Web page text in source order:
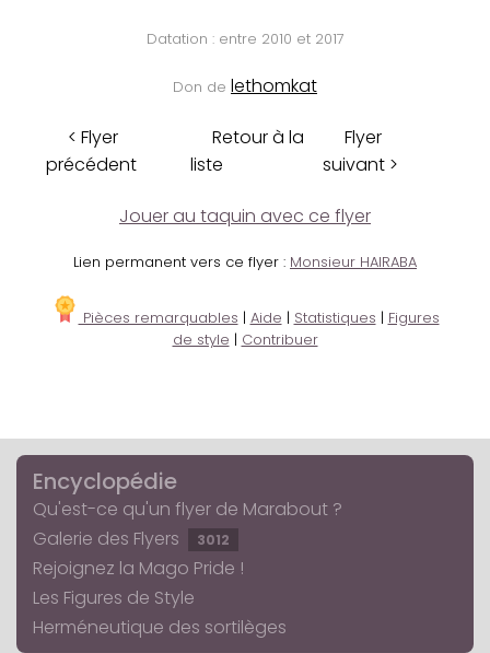
Datation : entre 2010 et 2017
Don de lethomkat
< Flyer
précédent
Retour à la
liste
Flyer
suivant >
Jouer au taquin avec ce flyer
Lien permanent vers ce flyer : Monsieur HAIRABA
Pièces remarquables | Aide | Statistiques | Figures
de style | Contribuer
Encyclopédie
Qu'est-ce qu'un flyer de Marabout ?
Galerie des Flyers
3012
Rejoignez la Mago Pride !
Les Figures de Style
Herméneutique des sortilèges